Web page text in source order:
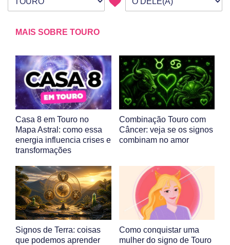
Seu signo
Signo da outra pessoa
MAIS SOBRE TOURO
Casa 8 em Touro no
Mapa Astral: como essa
energia influencia crises e
transformações
Combinação Touro com
Câncer: veja se os signos
combinam no amor
Signos de Terra: coisas
que podemos aprender
Como conquistar uma
mulher do signo de Touro